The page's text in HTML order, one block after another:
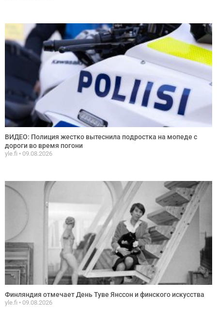
ВИДЕО: Полиция жестко вытеснила подростка на мопеде с
дороги во время погони
yle.fi 09.08.2026
Финляндия отмечает День Туве Янссон и финского искусства
yle.fi 09.08.2026